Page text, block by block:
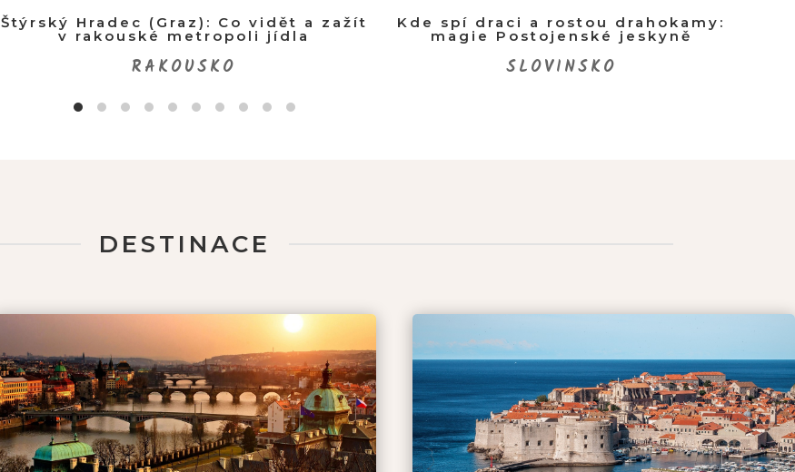
Štýrský Hradec (Graz): Co vidět a zažít
v rakouské metropoli jídla
RAKOUSKO
Kde spí draci a rostou drahokamy:
magie Postojenské jeskyně
SLOVINSKO
DESTINACE